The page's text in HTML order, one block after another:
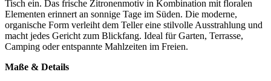
Tisch ein. Das frische Zitronenmotiv in Kombination mit floralen
Elementen erinnert an sonnige Tage im Süden. Die moderne,
organische Form verleiht dem Teller eine stilvolle Ausstrahlung und
macht jedes Gericht zum Blickfang. Ideal für Garten, Terrasse,
Camping oder entspannte Mahlzeiten im Freien.
Maße & Details